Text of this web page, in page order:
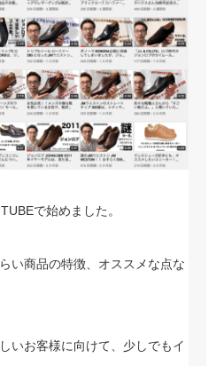
で始めました。
い商品の特徴、オススメな点な
いお客様に向けて、少しでもイ